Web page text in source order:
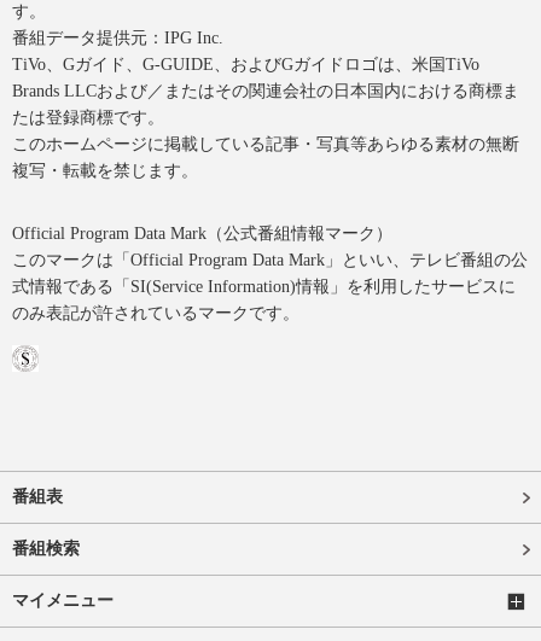
す。
番組データ提供元：IPG Inc.
TiVo、Gガイド、G-GUIDE、およびGガイドロゴは、米国TiVo
Brands LLCおよび／またはその関連会社の日本国内における商標ま
たは登録商標です。
このホームページに掲載している記事・写真等あらゆる素材の無断
複写・転載を禁じます。
Official Program Data Mark（公式番組情報マーク）
このマークは「Official Program Data Mark」といい、テレビ番組の公
式情報である「SI(Service Information)情報」を利用したサービスに
のみ表記が許されているマークです。
番組表
番組検索
マイメニュー